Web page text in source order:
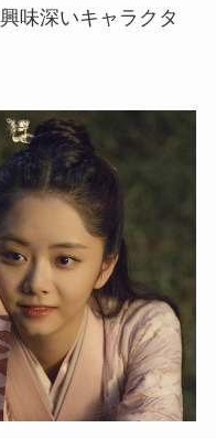
味深いキャラクタ